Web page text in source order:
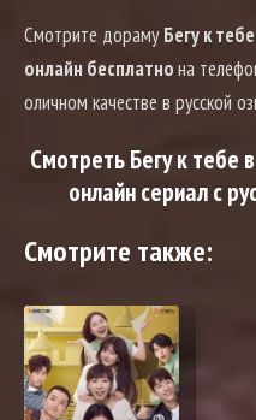
Смотрите дорамуБегу к
онлайн бесплатнона
оличном качестве в русской
Смотреть Бегу к тебе
онлайн сериал с
Смотрите также: